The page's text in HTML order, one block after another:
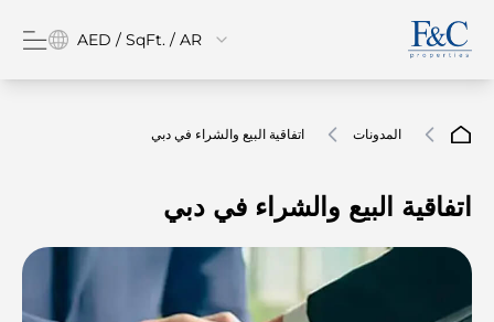
AED / SqFt. / AR
المدونات اتفاقية البيع والشراء في دبي
اتفاقية البيع والشراء في دبي